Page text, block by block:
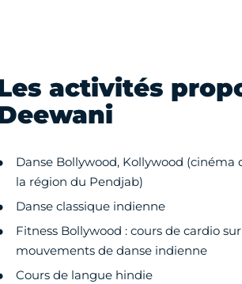
activités
Danse Bollywood, Kollywood (cinéma
la région du Pendjab)
Danse classique indienne
Fitness Bollywood : cours de cardio
mouvements de danse indienne
Cours de langue hindie